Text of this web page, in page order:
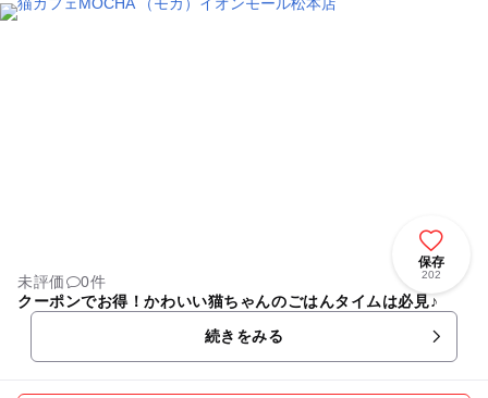
保存
202
未評価
0件
クーポンでお得！かわいい猫ちゃんのごはんタイムは必見♪
続きをみる